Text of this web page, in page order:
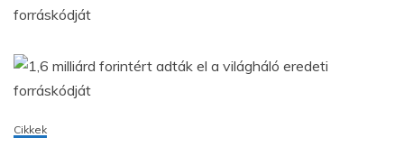
forráskódját
Cikkek